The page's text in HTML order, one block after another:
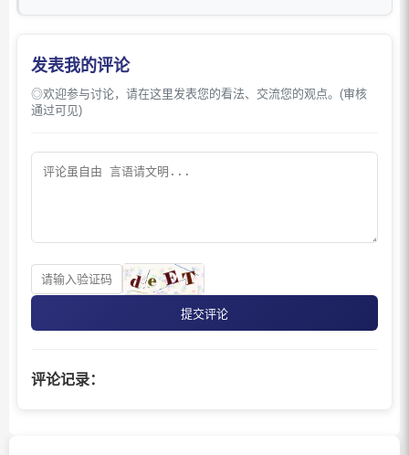
发表我的评论
◎欢迎参与讨论，请在这里发表您的看法、交流您的观点。(审核
通过可见)
提交评论
评论记录：